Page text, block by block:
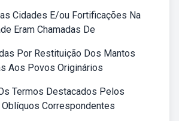
Cidades E/ou Fortificações Na
Eram Chamadas De
Por Restituição Dos Mantos
Aos Povos Originários
Termos Destacados Pelos
Correspondentes